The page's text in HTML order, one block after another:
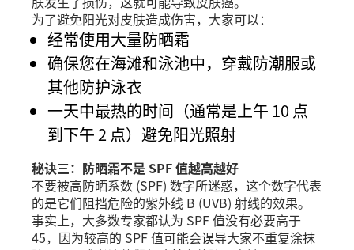
为了避免阳光对皮肤造成伤害，大家可以：
经常使用大量防晒霜
确保您在海滩和泳池中，穿戴防潮服或
其他防护泳衣
一天中最热的时间（通常是上午 10 点
到下午 2 点）避免阳光照射
秘诀三：防晒霜不是 SPF 值越高越好
不要被高防晒系数 (SPF) 数字所迷惑，这个数字代表
的是它们阻挡危险的紫外线 B (UVB) 射线的效果。
事实上，大多数专家都认为 SPF 值没有必要高于
45，因为较高的 SPF 值可能会误导大家不重复涂抹